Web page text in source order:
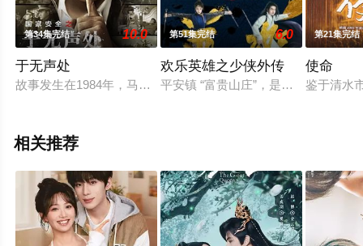
第34集完结 10.0
于无声处
故事发生在1984年，马东（胡军 饰）是一名国安侦察员，他被
第51集完结 6.0
欢乐英雄之少侠外传
平安镇 “富贵山庄”，是江湖上最大
第21集完结
使命
鉴于清水
相关推荐